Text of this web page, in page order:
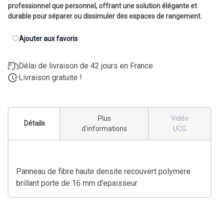
professionnel que personnel, offrant une solution élégante et
durable pour séparer ou dissimuler des espaces de rangement.
Ajouter aux favoris
Délai de livraison de 42 jours en France
Livraison gratuite !
Détails
Plus
d'informations
Vidéo
UCG
Panneau de fibre haute densite recouvert polymere
brillant porte de 16 mm d'epaisseur